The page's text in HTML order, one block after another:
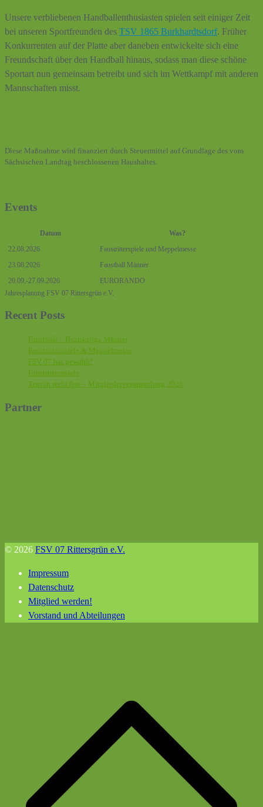
Unsere verbliebenen Handballenthusiasten spielen seit einiger Zeit
bei unseren Sportfreunden des TSV 1865 Burkhardtsdorf. Früher
Konkurrenten auf der Platte aber daneben entwickelte sich eine
Freundschaft über den Handball hinaus, sodass man diese schöne
Sportart nun gemeinsam betreibt und sich im Wettkampf mit anderen
Mannschaften misst.
Diese Maßnahme wird finanziert durch Steuermittel auf Grundlage des vom
Sächsischen Landtag beschlossenen Haushaltes.
Events
Datum
Was?
22.08.2026
Faustritterspiele und Meppelmesse
23.08.2026
Faustball Männer
20.09.-27.09.2026
EURORANDO
Jahresplanung FSV 07 Rittersgrün e.V.
Recent Posts
Faustball – Bezirksliga Männer
Faustritterspiele & Meppelmesse
FSV 07 hat gewählt!
Faustritterspiele
Termin steht fest – Mitgliederversammlung 2026
Partner
© 2026 FSV 07 Rittersgrün e.V.
Impressum
Datenschutz
Mitglied werden!
Vorstand und Abteilungen